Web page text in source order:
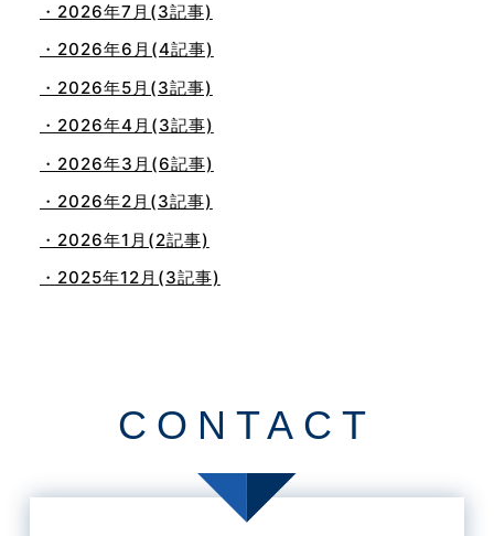
・2026年7月(3記事)
・2026年6月(4記事)
・2026年5月(3記事)
・2026年4月(3記事)
・2026年3月(6記事)
・2026年2月(3記事)
・2026年1月(2記事)
・2025年12月(3記事)
・2025年8月(2記事)
CONTACT